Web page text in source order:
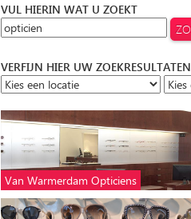
VUL HIERIN WAT U ZOEKT
VERFIJN HIER UW ZOEKRESULTATEN
Van Warmerdam Opticiens